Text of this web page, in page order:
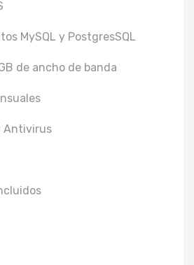
MySQL y PostgresSQL
de ancho de banda
Antivirus